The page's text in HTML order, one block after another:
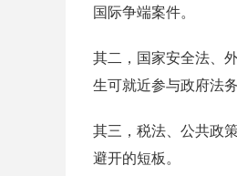
国际争端案件。
其二，国家安全法、
生可就近参与政府法
其三，税法、公共政
避开的短板。